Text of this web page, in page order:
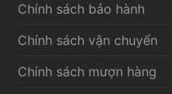
Chính sách bảo hành
Chính sách vận chuyển
Chính sách mượn hàng